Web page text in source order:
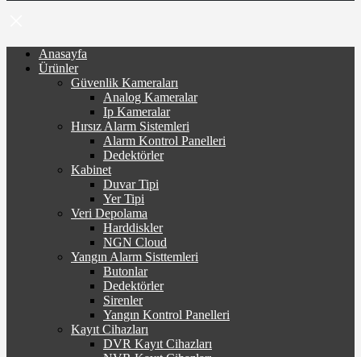
Anasayfa
Ürünler
Güvenlik Kameraları
Analog Kameralar
Ip Kameralar
Hırsız Alarm Sistemleri
Alarm Kontrol Panelleri
Dedektörler
Kabinet
Duvar Tipi
Yer Tipi
Veri Depolama
Harddiskler
NGN Cloud
Yangın Alarm Sisttemleri
Butonlar
Dedektörler
Sirenler
Yangın Kontrol Panelleri
Kayıt Cihazları
DVR Kayıt Cihazları